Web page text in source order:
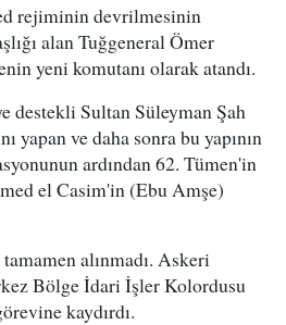
rejiminin devrilmesinin
alan Tuğgeneral Ömer
yeni komutanı olarak atandı.
destekli Sultan Süleyman Şah
yapan ve daha sonra bu yapının
ardından 62. Tümen'in
el Casim'in (Ebu Amşe)
alınmadı. Askeri
Bölge İdari İşler Kolordusu
kaydırdı.